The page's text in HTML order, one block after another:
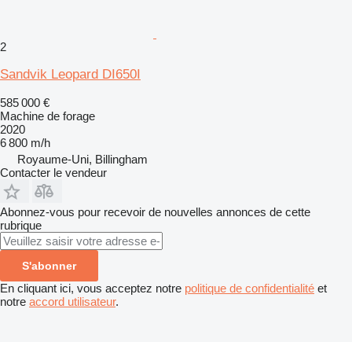
2
Sandvik Leopard DI650I
585 000 €
Machine de forage
2020
6 800 m/h
Royaume-Uni, Billingham
Contacter le vendeur
Abonnez-vous pour recevoir de nouvelles annonces de cette
rubrique
S'abonner
En cliquant ici, vous acceptez notre politique de confidentialité et
notre accord utilisateur.